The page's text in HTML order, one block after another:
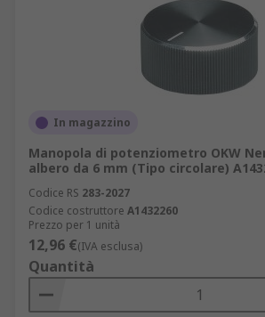
In magazzino
Manopola di potenziometro OKW
albero da 6 mm (Tipo circolare)
Codice RS 283-2027
Codice costruttore A1432260
Prezzo per 1 unità
12,96 €(IVA esclusa)
Quantità